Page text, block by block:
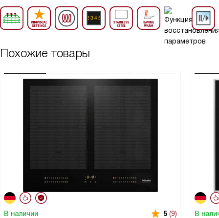
Похожие товары
В наличии 5 (9) В